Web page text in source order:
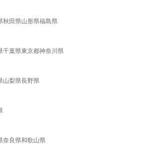
秋田県山形県福島県
千葉県東京都神奈川県
山梨県長野県
奈良県和歌山県